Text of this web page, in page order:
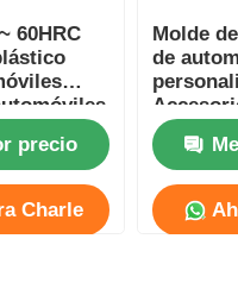
cotización
de coche
de automóviles de
60HRC
precio
Charle
Molde
de